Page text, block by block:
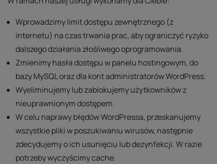
Wprowadzimy limit dostępu zewnętrznego (z
internetu) na czas trwania prac, aby ograniczyć ryzyko
dalszego działania złośliwego oprogramowania.
Zmienimy hasła dostępu w panelu hostingowym, do
bazy MySQL oraz dla kont administratorów WordPress.
Wyeliminujemy lub zablokujemy użytkowników z
nieuprawnionym dostępem.
W celu naprawy błędów WordPressa, przeskanujemy
wszystkie pliki w poszukiwaniu wirusów, następnie
zdecydujemy o ich usunięciu lub dezynfekcji. W razie
potrzeby wyczyścimy cache.